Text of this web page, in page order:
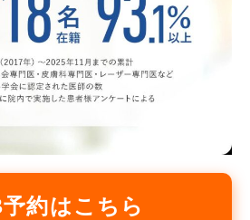
約はこちら